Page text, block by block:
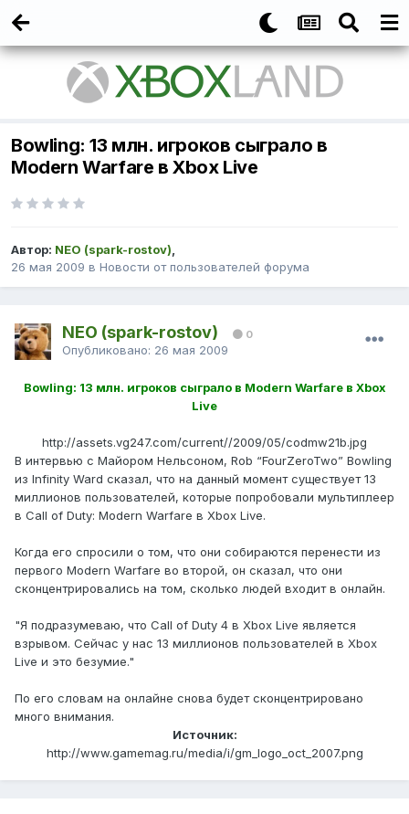
Bowling: 13 млн. игроков сыграло в
Modern Warfare в Xbox Live
Автор: NEO (spark-rostov),
26 мая 2009 в Новости от пользователей форума
NEO (spark-rostov) 0
Опубликовано: 26 мая 2009
Bowling: 13 млн. игроков сыграло в Modern Warfare в Xbox
Live
http://assets.vg247.com/current//2009/05/codmw21b.jpg
В интервью с Майором Нельсоном, Rob “FourZeroTwo” Bowling
из Infinity Ward сказал, что на данный момент существует 13
миллионов пользователей, которые попробовали мультиплеер
в Call of Duty: Modern Warfare в Xbox Live.
Когда его спросили о том, что они собираются перенести из
первого Modern Warfare во второй, он сказал, что они
сконцентрировались на том, сколько людей входит в онлайн.
"Я подразумеваю, что Call of Duty 4 в Xbox Live является
взрывом. Сейчас у нас 13 миллионов пользователей в Xbox
Live и это безумие."
По его словам на онлайне снова будет сконцентрировано
много внимания.
Источник:
http://www.gamemag.ru/media/i/gm_logo_oct_2007.png